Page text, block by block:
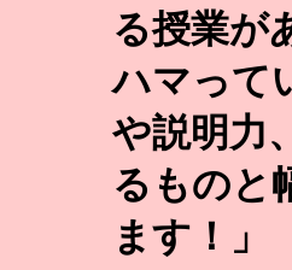
る授業が
ハマって
や説明力
るものと
ます！」